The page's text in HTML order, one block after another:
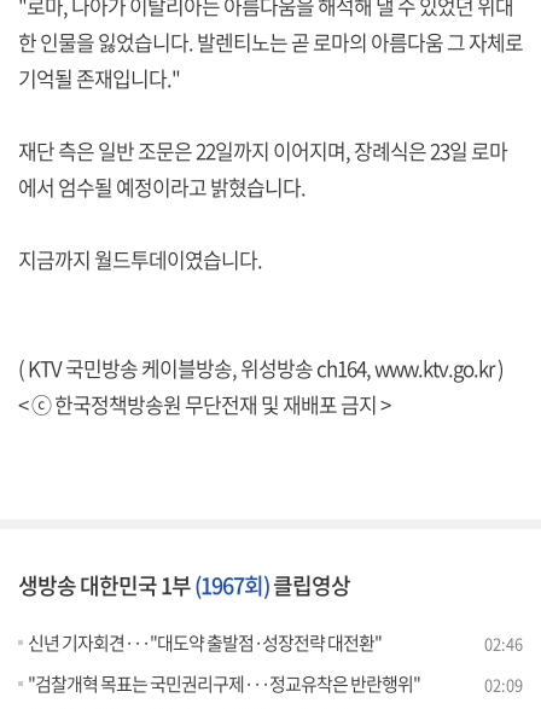
한 인물을 잃었습니다. 발렌티노는 곧 로마의 아름다움 그 자체로
기억될 존재입니다."
재단 측은 일반 조문은 22일까지 이어지며, 장례식은 23일 로마
에서 엄수될 예정이라고 밝혔습니다.
지금까지 월드투데이였습니다.
( KTV 국민방송 케이블방송, 위성방송 ch164,www.ktv.go.kr)
< ⓒ 한국정책방송원 무단전재 및 재배포 금지 >
생방송 대한민국 1부(1967회)클립영상
신년 기자회견···"대도약 출발점·성장전략 대전환" 02:46
"검찰개혁 목표는 국민권리구제···정교유착은 반란행위" 02:09